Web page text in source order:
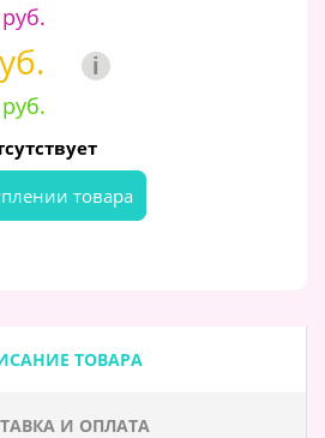
i
товара
ТОВАРА
И ОПЛАТА